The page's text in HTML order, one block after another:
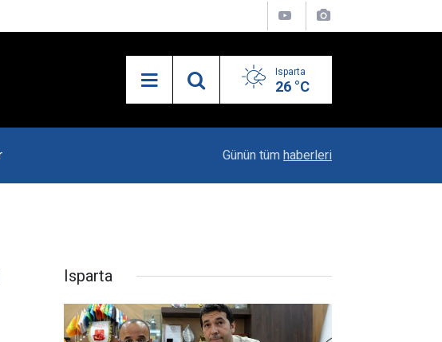
Isparta
26 °C
Vali Erin: Bu İşin Kenarında Olanlara Bile Bu
Günün tüm haberleri
Isparta